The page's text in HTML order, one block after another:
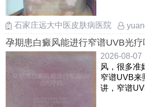
石家庄远大中医皮肤病医院
孕期患白癜风能进行窄谱UVB光疗
2026-08-07
风，很多准
窄谱UVB来
讲，窄谱